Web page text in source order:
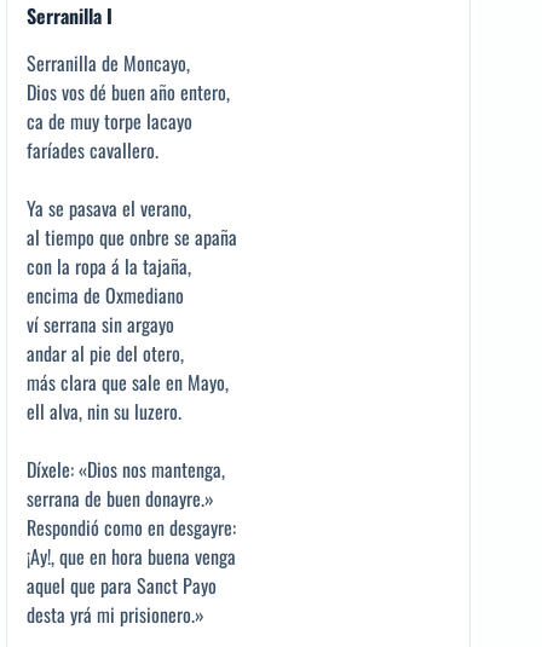
Serranilla I
Serranilla de Moncayo,
Dios vos dé buen año entero,
ca de muy torpe lacayo
faríades cavallero.
Ya se pasava el verano,
al tiempo que onbre se apaña
con la ropa á la tajaña,
encima de Oxmediano
ví serrana sin argayo
andar al pie del otero,
más clara que sale en Mayo,
ell alva, nin su luzero.
Díxele: «Dios nos mantenga,
serrana de buen donayre.»
Respondió como en desgayre:
¡Ay!, que en hora buena venga
aquel que para Sanct Payo
desta yrá mi prisionero.»